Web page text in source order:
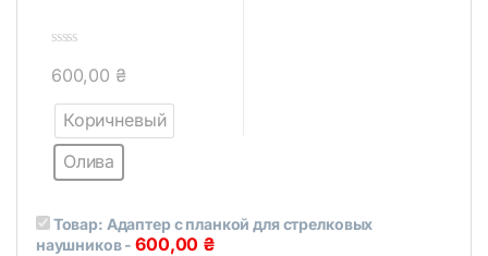
o
t
f
5
600,00 ₴
Этот товар имеет несколько вариаций. Опции можно
Коричневый
Олива
Товар: Адаптер с планкой для стрелковых
наушников-600,00 ₴